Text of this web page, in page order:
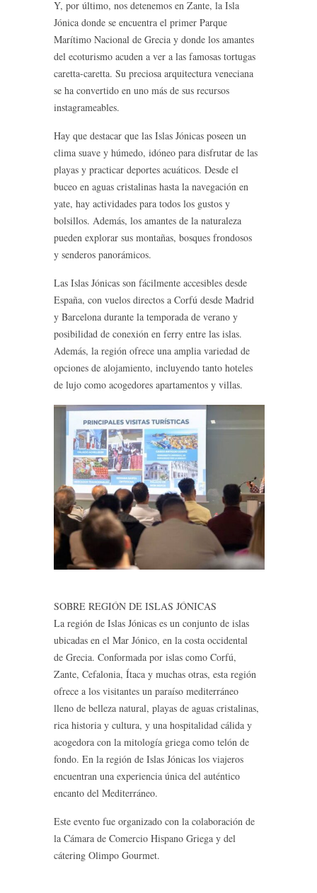
Y, por último, nos detenemos en Zante, la Isla
Jónica donde se encuentra el primer Parque
Marítimo Nacional de Grecia y donde los amantes
del ecoturismo acuden a ver a las famosas tortugas
caretta-caretta. Su preciosa arquitectura veneciana
se ha convertido en uno más de sus recursos
instagrameables.
Hay que destacar que las Islas Jónicas poseen un
clima suave y húmedo, idóneo para disfrutar de las
playas y practicar deportes acuáticos. Desde el
buceo en aguas cristalinas hasta la navegación en
yate, hay actividades para todos los gustos y
bolsillos. Además, los amantes de la naturaleza
pueden explorar sus montañas, bosques frondosos
y senderos panorámicos.
Las Islas Jónicas son fácilmente accesibles desde
España, con vuelos directos a Corfú desde Madrid
y Barcelona durante la temporada de verano y
posibilidad de conexión en ferry entre las islas.
Además, la región ofrece una amplia variedad de
opciones de alojamiento, incluyendo tanto hoteles
de lujo como acogedores apartamentos y villas.
SOBRE REGIÓN DE ISLAS JÓNICAS
La región de Islas Jónicas es un conjunto de islas
ubicadas en el Mar Jónico, en la costa occidental
de Grecia. Conformada por islas como Corfú,
Zante, Cefalonia, Ítaca y muchas otras, esta región
ofrece a los visitantes un paraíso mediterráneo
lleno de belleza natural, playas de aguas cristalinas,
rica historia y cultura, y una hospitalidad cálida y
acogedora con la mitología griega como telón de
fondo. En la región de Islas Jónicas los viajeros
encuentran una experiencia única del auténtico
encanto del Mediterráneo.
Este evento fue organizado con la colaboración de
la Cámara de Comercio Hispano Griega y del
cátering Olimpo Gourmet.